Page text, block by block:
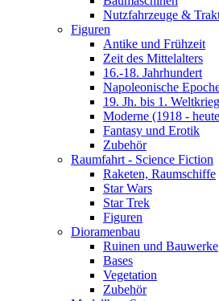
Nutzfahrzeuge &
Figuren
Antike und Frühzeit
Zeit des Mittelalters
16.-18. Jahrhundert
Napoleonische
19. Jh. bis 1. Weltkrieg
Moderne (1918 -
Fantasy und Erotik
Zubehör
Raumfahrt - Science Fiction
Raketen, Raumschiffe
Star Wars
Star Trek
Figuren
Dioramenbau
Ruinen und Bauwerke
Bases
Vegetation
Zubehör